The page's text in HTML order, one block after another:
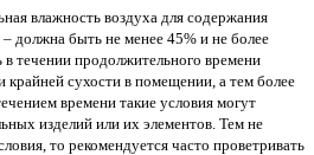
влажность воздуха для содержания
– должна быть не менее 45% и не более
течении продолжительного времени
крайней сухости в помещении, а тем более
времени такие условия могут
изделий или их элементов. Тем не
то рекомендуется часто проветривать